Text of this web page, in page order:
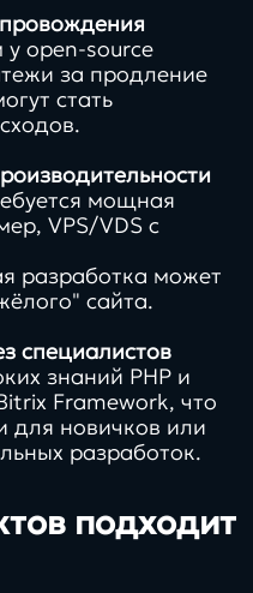
open-source
за продление
стать
мощная
VPS/VDS с
разработка может
сайта.
специалистов
знаний PHP и
Framework, что
для новичков или
разработок.
подходит